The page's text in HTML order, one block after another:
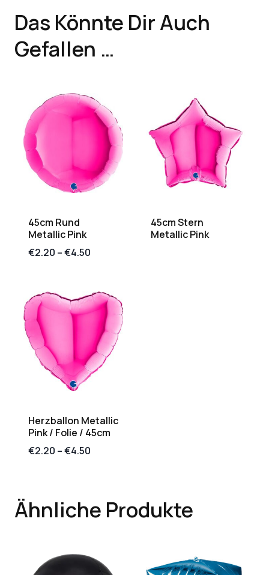
Das Könnte Dir Auch
Gefallen …
45cm Rund
Metallic Pink
€2.20 –€4.50
45cm Stern
Metallic Pink
Herzballon Metallic
Pink / Folie / 45cm
€2.20 –€4.50
Ähnliche Produkte